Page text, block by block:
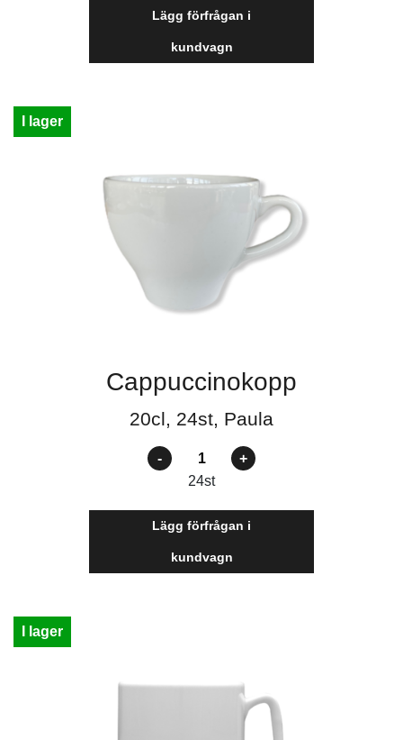
Lägg förfrågan i
kundvagn
I lager
Cappuccinokopp
20cl, 24st, Paula
Antal
24st
Lägg förfrågan i
kundvagn
I lager